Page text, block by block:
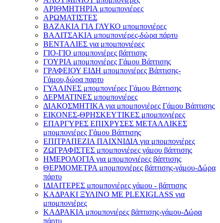
ΑΡΙΘΜΗΤΗΡΙΑ μπομπονιέρες
ΑΡΩΜΑΤΙΣΤΕΣ
ΒΑΖΑΚΙΑ ΓΙΑ ΓΛΥΚΟ μπομπονιέρες
ΒΑΛΙΤΣΑΚΙΑ μπομπονιέρες-δώρα πάρτυ
ΒΕΝΤΑΛΙΕΣ για μπομπονιέρες
ΓΙΟ-ΓΙΟ μπομπονιέρες βάπτισης
ΓΟΥΡΙΑ μπομπονιέρες Γάμου Βάπτισης
ΓΡΑΦΕΙΟΥ ΕΙΔΗ μπομπονιέρες Βάπτισης-
Γάμου,δώρα παρτυ
ΓΥΑΛΙΝΕΣ μπομπονιέρες Γάμου Βάπτισης
ΔΕΡΜΑΤΙΝΕΣ μπομπονιέρες
ΔΙΑΚΟΣΜΗΤΙΚΑ για μπομπονιέρες Γάμου Βάπτισης
ΕΙΚΟΝΕΣ-ΘΡΗΣΚΕΥΤΙΚΕΣ μπομπονιέρες
ΕΠΑΡΓΥΡΕΣ ΕΠΙΧΡΥΣΕΣ ΜΕΤΑΛΛΙΚΕΣ
μπομπονιέρες Γάμου Βάπτισης
ΕΠΙΤΡΑΠΕΖΙΑ ΠΑΙΧΝΙΔΙΑ για μπομπονιέρες
ΖΩΓΡΑΦΙΣΤΕΣ μπομπονιέρες γάμου βάπτισης
ΗΜΕΡΟΛΟΓΙΑ για μπομπονιέρες βάπτισης
ΘΕΡΜΟΜΕΤΡΑ μπομπονιέρες βάπτισης-γάμου-Δώρα
πάρτυ
ΙΔΙΑΙΤΕΡΕΣ μπομπονιέρες γάμου - βάπτισης
ΚΑΔΡΑΚΙ ΞΥΛΙΝΟ ΜΕ PLEXIGLASS για
μπομπονιέρες
ΚΑΔΡΑΚΙΑ μπομπονιέρες βάπτισης-γάμου-Δώρα
πάρτυ